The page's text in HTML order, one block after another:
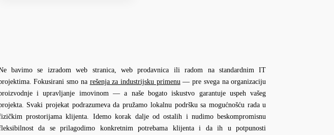
bavimo se izradom web stranica, web prodavnica ili radom na standardnim IT
Fokusirani smo na rešenja za industrijsku primenu — pre svega na organizaciju
i upravljanje imovinom — a naše bogato iskustvo garantuje uspeh vašeg
Svaki projekat podrazumeva da pružamo lokalnu podršku sa mogućnošću rada u
prostorijama klijenta. Idemo korak dalje od ostalih i nudimo beskompromisnu
da se prilagodimo konkretnim potrebama klijenta i da ih u potpunosti